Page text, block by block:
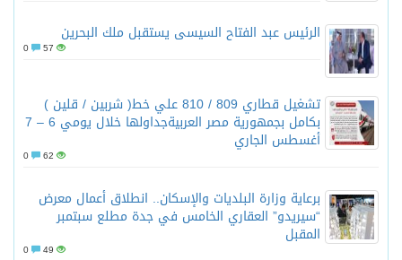
الرئيس عبد الفتاح السيسى يستقبل ملك البحرين
57
تشغيل قطاري 809 / 810 علي خط( شربين / قلين )
بكامل بجمهورية مصر العربيةجداولها خلال يومي 6 – 7
أغسطس الجاري
62
برعاية وزارة البلديات والإسكان.. انطلاق أعمال معرض
“سيريدو” العقاري الخامس في جدة مطلع سبتمبر
المقبل
49